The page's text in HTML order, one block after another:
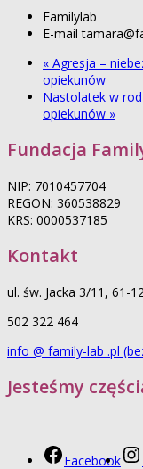
Familylab
E-mail
« Agresja –
opiekunów
Nastolatek w
opiekunów »
Fundacja
NIP: 7010457704
REGON: 360538829
KRS: 0000537185
Kontakt
ul. św. Jacka 3/11, 61-
502 322 464
info @ family-lab .pl
Jesteśmy
Facebook